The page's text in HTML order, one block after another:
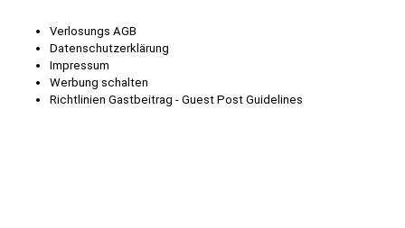
Verlosungs AGB
Datenschutzerklärung
Impressum
Werbung schalten
Richtlinien Gastbeitrag - Guest Post Guidelines